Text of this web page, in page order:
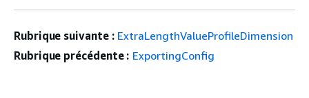
Rubrique suivante : ExtraLengthValueProfileDimension
Rubrique précédente : ExportingConfig